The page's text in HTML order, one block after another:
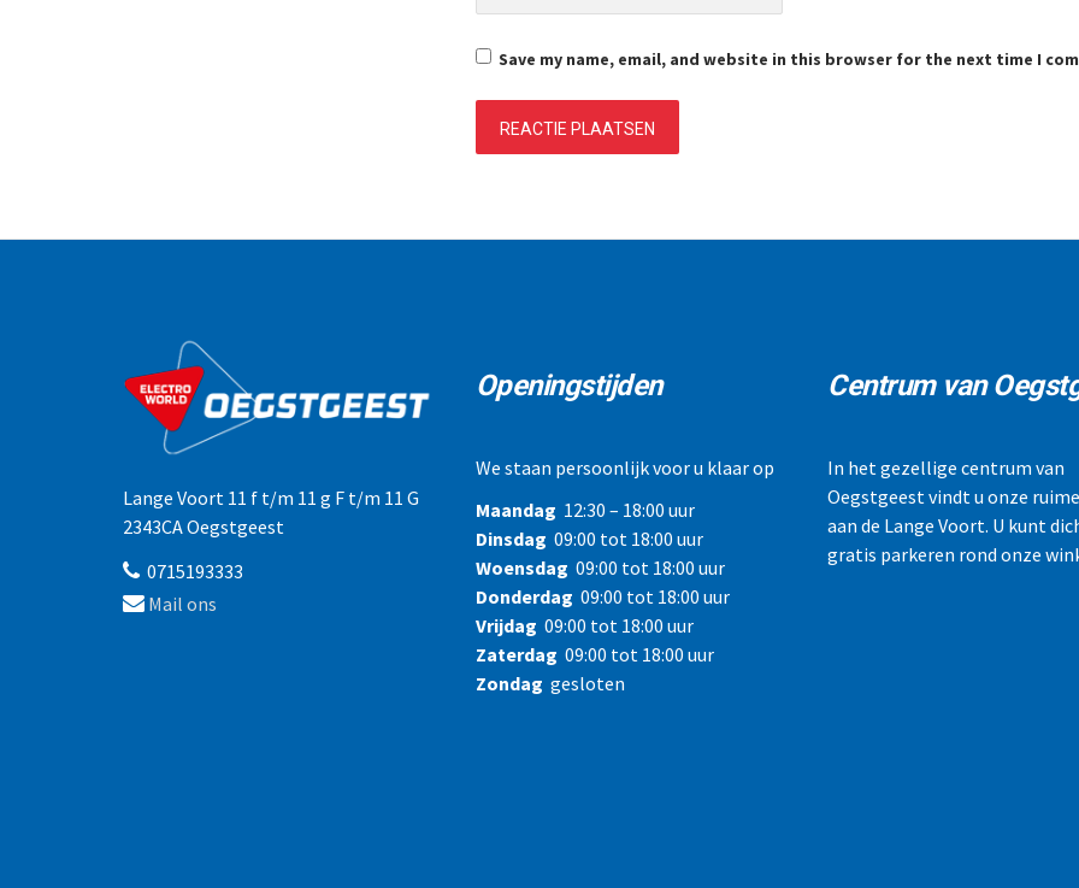
Save my name, email, and website in this browser for the next time I
Lange Voort 11 f t/m 11 g F t/m 11 G
2343CA Oegstgeest
0715193333
Mail ons
Openingstijden
We staan persoonlijk voor u klaar op
Maandag 12:30 – 18:00 uur
Dinsdag 09:00 tot 18:00 uur
Woensdag 09:00 tot 18:00 uur
Donderdag 09:00 tot 18:00 uur
Vrijdag 09:00 tot 18:00 uur
Zaterdag 09:00 tot 18:00 uur
Zondag gesloten
Centrum van
In het gezellige centrum van
Oegstgeest vindt u onze
aan de Lange Voort. U kunt
gratis parkeren rond onze